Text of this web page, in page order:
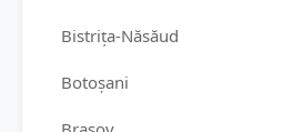
Bistrița-Năsăud
Botoșani